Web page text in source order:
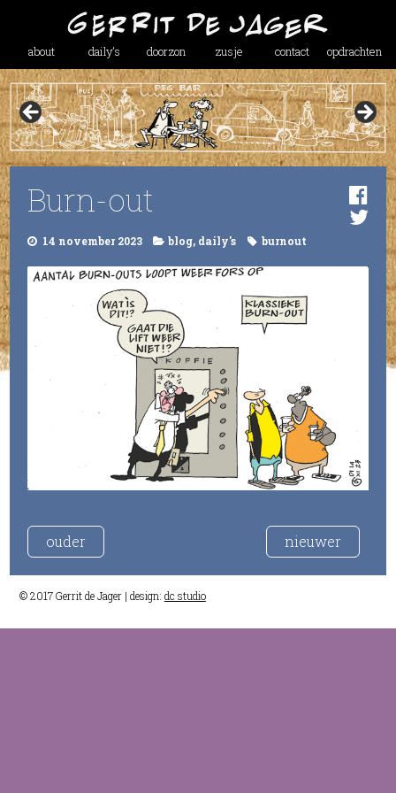
about daily’s doorzon zusje contact opdrachten
Burn-out
14 november 2023 blog, daily's burnout
ouder nieuwer
© 2017 Gerrit de Jager | design: dc studio